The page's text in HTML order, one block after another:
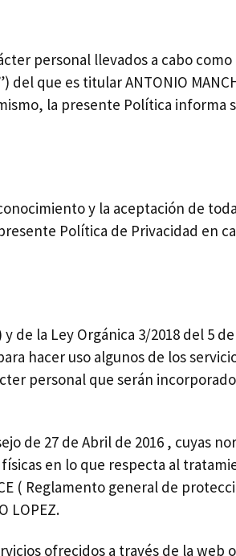
personal llevados a cabo como
del que es titular ANTONIO
la presente Política informa
y la aceptación de
Política de Privacidad en
de la Ley Orgánica 3/2018 del 5
hacer uso algunos de los
personal que serán
de 27 de Abril de 2016 , cuyas
en lo que respecta al
( Reglamento general de
LOPEZ.
ofrecidos a través de la web